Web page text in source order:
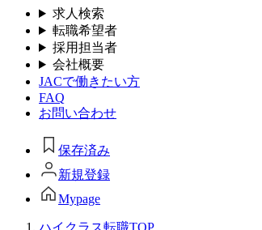
求人検索
転職希望者
採用担当者
会社概要
JACで働きたい方
FAQ
お問い合わせ
保存済み
新規登録
Mypage
ハイクラス転職TOP